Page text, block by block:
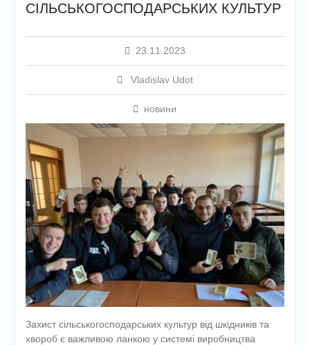
СІЛЬСЬКОГОСПОДАРСЬКИХ КУЛЬТУР
23.11.2023
Vladislav Udot
новини
Захист сільськогосподарських культур від шкідників та
хвороб є важливою ланкою у системі виробництва